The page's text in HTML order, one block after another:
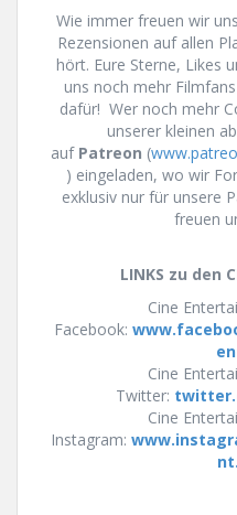
Wie immer freuen wir
Rezensionen auf allen
hört. Eure Sterne, Likes
uns noch mehr
dafür! Wer noch mehr
unserer kleinen
auf Patreon (
) eingeladen, wo wir
exklusiv nur für unsere
freuen
LINKS zu den
Cine
Facebook:
Cine
Twitter:
Cine
Instagram: